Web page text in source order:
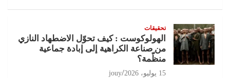
تحقيقات
الهولوكوست : كيف تحوّل الاضطهاد النازي
من صناعة الكراهية إلى إبادة جماعية
منظّمة؟
15 يوليو، 2026 jouy